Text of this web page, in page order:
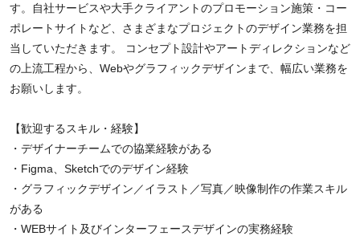
す。自社サービスや大手クライアントのプロモーション施策・コー
ポレートサイトなど、さまざまなプロジェクトのデザイン業務を担
当していただきます。 コンセプト設計やアートディレクションなど
の上流工程から、Webやグラフィックデザインまで、幅広い業務を
お願いします。
【歓迎するスキル・経験】
・デザイナーチームでの協業経験がある
・Figma、Sketchでのデザイン経験
・グラフィックデザイン／イラスト／写真／映像制作の作業スキル
がある
・WEBサイト及びインターフェースデザインの実務経験